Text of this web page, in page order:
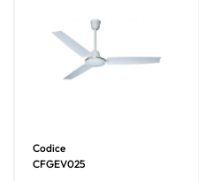
Codice
CFGEV025